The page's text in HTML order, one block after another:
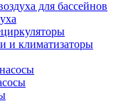
для бассейнов
и климатизаторы